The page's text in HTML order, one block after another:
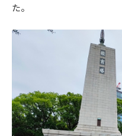
た。